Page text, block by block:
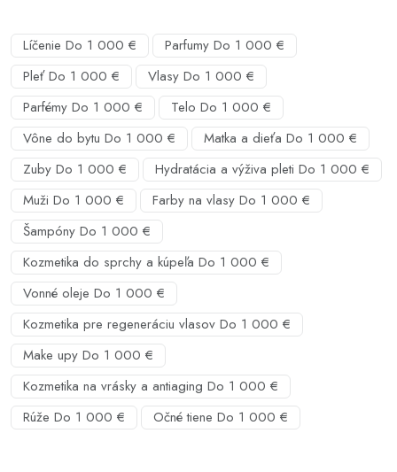
Líčenie Do 1 000 €
Parfumy Do 1 000 €
Pleť Do 1 000 €
Vlasy Do 1 000 €
Parfémy Do 1 000 €
Telo Do 1 000 €
Vône do bytu Do 1 000 €
Matka a dieťa Do 1 000 €
Zuby Do 1 000 €
Hydratácia a výživa pleti Do 1 000 €
Muži Do 1 000 €
Farby na vlasy Do 1 000 €
Šampóny Do 1 000 €
Kozmetika do sprchy a kúpeľa Do 1 000 €
Vonné oleje Do 1 000 €
Kozmetika pre regeneráciu vlasov Do 1 000 €
Make upy Do 1 000 €
Kozmetika na vrásky a antiaging Do 1 000 €
Rúže Do 1 000 €
Očné tiene Do 1 000 €